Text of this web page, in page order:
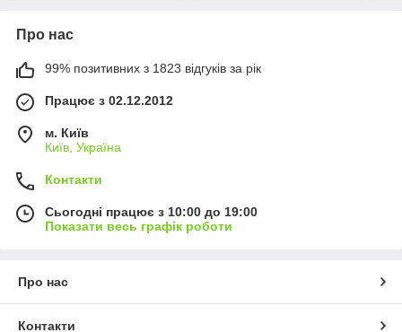
Про нас
99% позитивних з 1823 відгуків за рік
Працює з 02.12.2012
м. Київ
Київ, Україна
Контакти
Сьогодні працює з 10:00 до 19:00
Показати весь графік роботи
Про нас
Контакти